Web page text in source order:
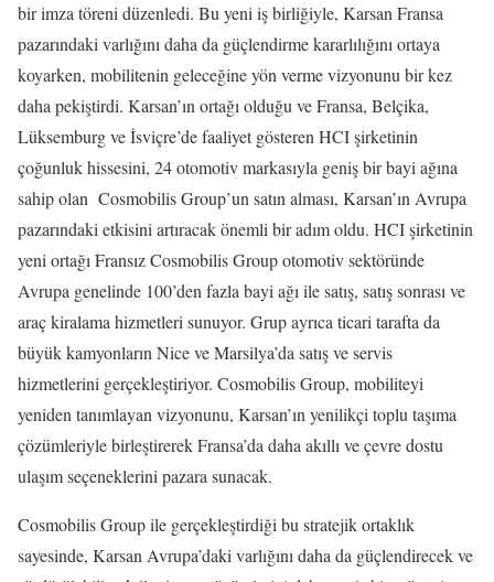
bir imza töreni düzenledi. Bu yeni iş birliğiyle, Karsan Fransa
pazarındaki varlığını daha da güçlendirme kararlılığını ortaya
koyarken, mobilitenin geleceğine yön verme vizyonunu bir kez
daha pekiştirdi. Karsan’ın ortağı olduğu ve Fransa, Belçika,
Lüksemburg ve İsviçre’de faaliyet gösteren HCI şirketinin
çoğunluk hissesini, 24 otomotiv markasıyla geniş bir bayi ağına
sahip olan Cosmobilis Group’un satın alması, Karsan’ın Avrupa
pazarındaki etkisini artıracak önemli bir adım oldu. HCI şirketinin
yeni ortağı Fransız Cosmobilis Group otomotiv sektöründe
Avrupa genelinde 100’den fazla bayi ağı ile satış, satış sonrası ve
araç kiralama hizmetleri sunuyor. Grup ayrıca ticari tarafta da
büyük kamyonların Nice ve Marsilya’da satış ve servis
hizmetlerini gerçekleştiriyor. Cosmobilis Group, mobiliteyi
yeniden tanımlayan vizyonunu, Karsan’ın yenilikçi toplu taşıma
çözümleriyle birleştirerek Fransa’da daha akıllı ve çevre dostu
ulaşım seçeneklerini pazara sunacak.
Cosmobilis Group ile gerçekleştirdiği bu stratejik ortaklık
sayesinde, Karsan Avrupa’daki varlığını daha da güçlendirecek ve